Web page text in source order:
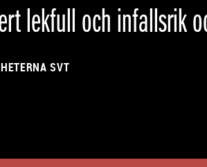
teater som helt
låta sig omfamnas